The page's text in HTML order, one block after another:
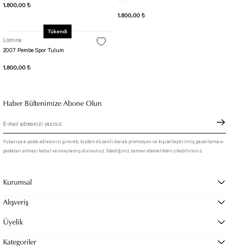
1.800,00 ₺
1.800,00 ₺
Tükendi
Lismina
2007 Pembe Spor Tulum
1.800,00 ₺
Haber Bültenimize Abone Olun
Yukarıya e-posta adresinizi girerek, bizden düzenli olarak promosyon ve kişiselleştirilmiş pazarlama e-
postaları almayı kabul ve onaylamış olursunuz. İstediğiniz zaman abonelikten çıkabilirsiniz.
Kurumsal
Alışveriş
Üyelik
Kategoriler